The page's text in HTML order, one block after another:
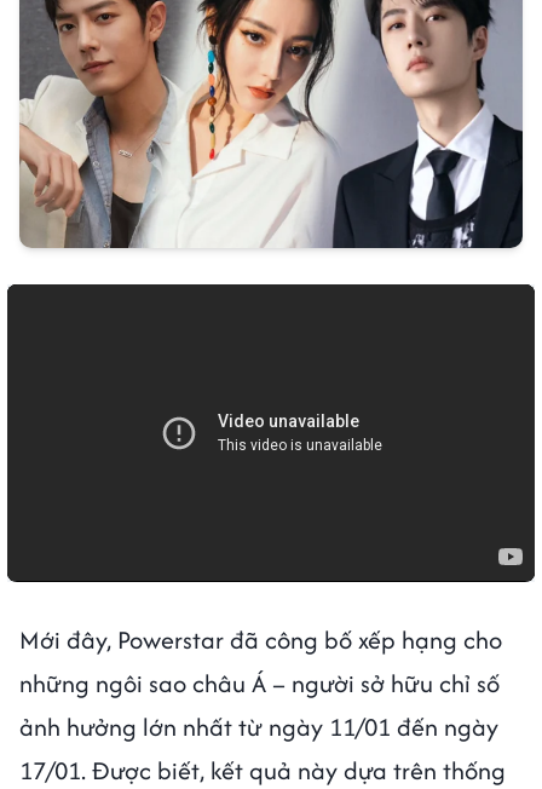
Mới đây, Powerstar đã công bố xếp hạng cho
những ngôi sao châu Á – người sở hữu chỉ số
ảnh hưởng lớn nhất từ ngày 11/01 đến ngày
17/01. Được biết, kết quả này dựa trên thống